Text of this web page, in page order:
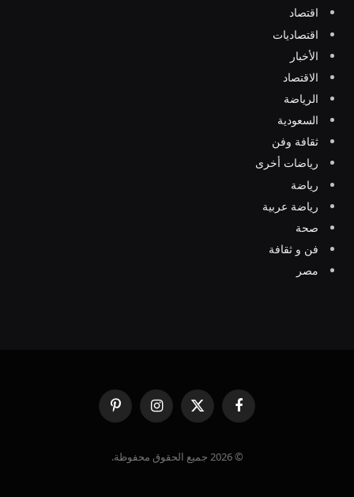
اقتصاد
اقتصاديات
الأخبار
الاقتصاد
الرياضة
السعودية
ثقافة وفن
رياضات أخرى
رياضة
رياضة عربية
صحة
فن و ثقافة
مصر
فيسبوك
X
(Twitter)
الانستغرامبينتيريست
© 2026 جميع الحقوق محفوظة.